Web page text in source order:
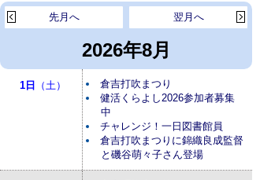
2026年8月
翌月へ
先月へ
1日 （土）
倉吉打吹まつり
健活くらよし2026参加者募集
中
チャレンジ！一日図書館員
倉吉打吹まつりに錦織良成監督
と磯谷萌々子さん登場